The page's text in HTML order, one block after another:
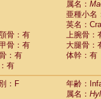
属名：
亜種小名
英名：
骨：有
上腕骨：
骨：有
大腿骨：
：有
体幹：有
有
：F
年齢：
属名：